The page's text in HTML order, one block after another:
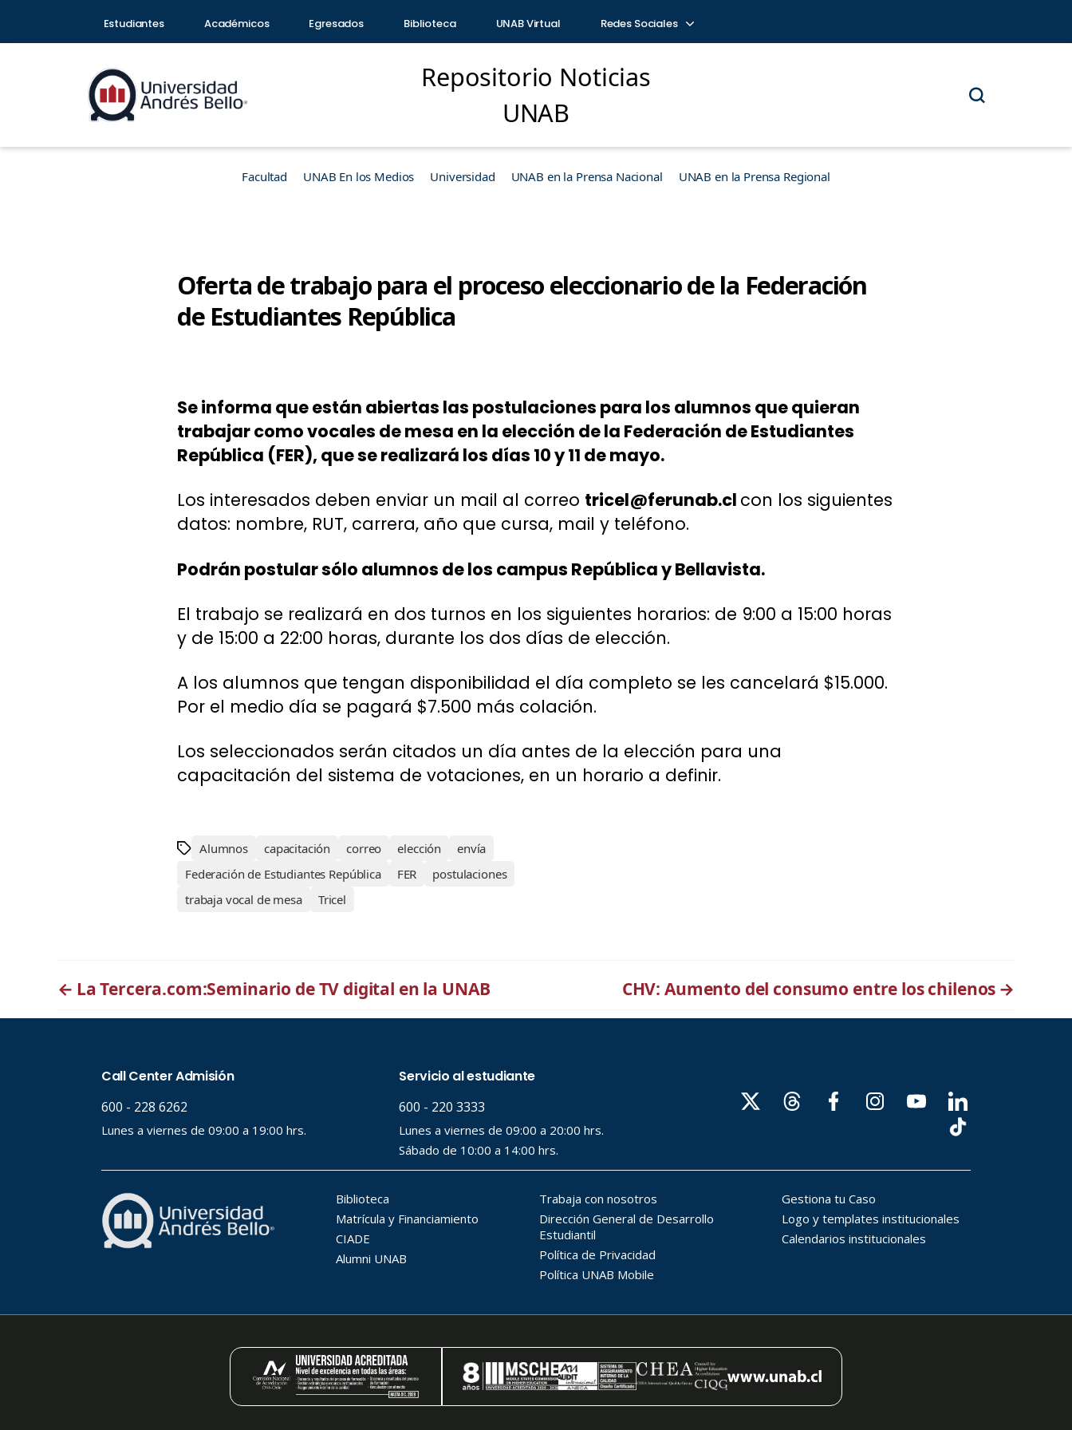
Estudiantes Académicos Egresados Biblioteca UNAB Virtual Redes Sociales
Repositorio Noticias
UNAB
Facultad UNAB En los Medios Universidad UNAB en la Prensa Nacional UNAB en la Prensa Regional
Oferta de trabajo para el proceso eleccionario de la Federación
de Estudiantes República
Se informa que están abiertas las postulaciones para los alumnos que quieran
trabajar como vocales de mesa en la elección de la Federación de Estudiantes
República (FER), que se realizará los días 10 y 11 de mayo.
Los interesados deben enviar un mail al correo tricel@ferunab.cl con los siguientes
datos: nombre, RUT, carrera, año que cursa, mail y teléfono.
Podrán postular sólo alumnos de los campus República y Bellavista.
El trabajo se realizará en dos turnos en los siguientes horarios: de 9:00 a 15:00 horas
y de 15:00 a 22:00 horas, durante los dos días de elección.
A los alumnos que tengan disponibilidad el día completo se les cancelará $15.000.
Por el medio día se pagará $7.500 más colación.
Los seleccionados serán citados un día antes de la elección para una
capacitación del sistema de votaciones, en un horario a definir.
Alumnos capacitación correo elección
envía
Federación de Estudiantes República
FER
postulaciones
trabaja vocal de mesa
Tricel
← La Tercera.com:Seminario de TV digital en la UNAB CHV: Aumento del consumo entre los chilenos →